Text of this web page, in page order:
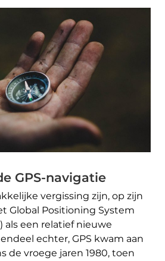
GPS-navigatie
vergissing zijn, op zijn
Global Positioning System
als een relatief nieuwe
echter, GPS kwam aan
de vroege jaren 1980, toen